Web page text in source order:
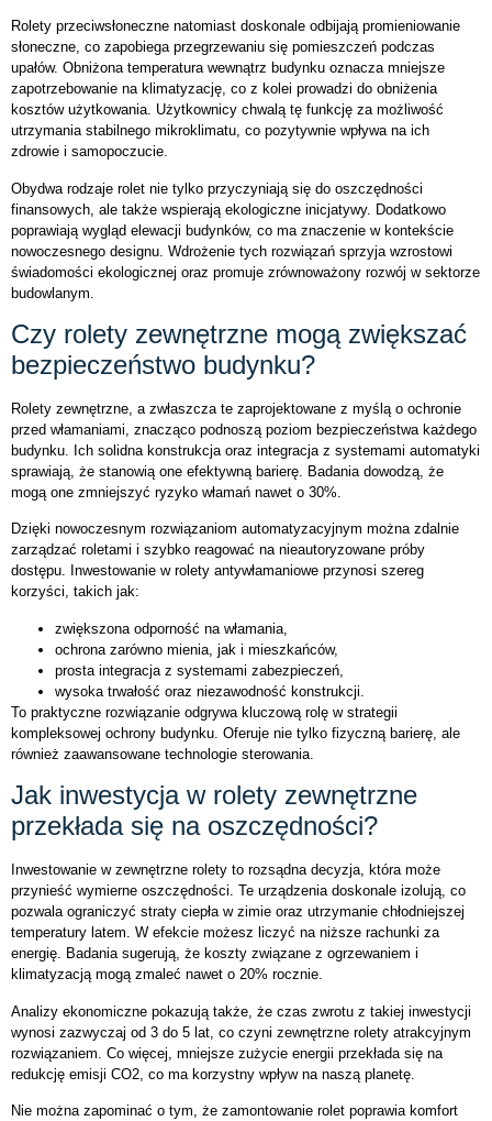
Rolety przeciwsłoneczne natomiast doskonale odbijają promieniowanie
słoneczne, co zapobiega przegrzewaniu się pomieszczeń podczas
upałów. Obniżona temperatura wewnątrz budynku oznacza mniejsze
zapotrzebowanie na klimatyzację, co z kolei prowadzi do obniżenia
kosztów użytkowania. Użytkownicy chwalą tę funkcję za możliwość
utrzymania stabilnego mikroklimatu, co pozytywnie wpływa na ich
zdrowie i samopoczucie.
Obydwa rodzaje rolet nie tylko przyczyniają się do oszczędności
finansowych, ale także wspierają ekologiczne inicjatywy. Dodatkowo
poprawiają wygląd elewacji budynków, co ma znaczenie w kontekście
nowoczesnego designu. Wdrożenie tych rozwiązań sprzyja wzrostowi
świadomości ekologicznej oraz promuje zrównoważony rozwój w sektorze
budowlanym.
Czy rolety zewnętrzne mogą zwiększać
bezpieczeństwo budynku?
Rolety zewnętrzne, a zwłaszcza te zaprojektowane z myślą o ochronie
przed włamaniami, znacząco podnoszą poziom bezpieczeństwa każdego
budynku. Ich solidna konstrukcja oraz integracja z systemami automatyki
sprawiają, że stanowią one efektywną barierę. Badania dowodzą, że
mogą one zmniejszyć ryzyko włamań nawet o 30%.
Dzięki nowoczesnym rozwiązaniom automatyzacyjnym można zdalnie
zarządzać roletami i szybko reagować na nieautoryzowane próby
dostępu. Inwestowanie w rolety antywłamaniowe przynosi szereg
korzyści, takich jak:
zwiększona odporność na włamania,
ochrona zarówno mienia, jak i mieszkańców,
prosta integracja z systemami zabezpieczeń,
wysoka trwałość oraz niezawodność konstrukcji.
To praktyczne rozwiązanie odgrywa kluczową rolę w strategii
kompleksowej ochrony budynku. Oferuje nie tylko fizyczną barierę, ale
również zaawansowane technologie sterowania.
Jak inwestycja w rolety zewnętrzne
przekłada się na oszczędności?
Inwestowanie w zewnętrzne rolety to rozsądna decyzja, która może
przynieść wymierne oszczędności. Te urządzenia doskonale izolują, co
pozwala ograniczyć straty ciepła w zimie oraz utrzymanie chłodniejszej
temperatury latem. W efekcie możesz liczyć na niższe rachunki za
energię. Badania sugerują, że koszty związane z ogrzewaniem i
klimatyzacją mogą zmaleć nawet o 20% rocznie.
Analizy ekonomiczne pokazują także, że czas zwrotu z takiej inwestycji
wynosi zazwyczaj od 3 do 5 lat, co czyni zewnętrzne rolety atrakcyjnym
rozwiązaniem. Co więcej, mniejsze zużycie energii przekłada się na
redukcję emisji CO2, co ma korzystny wpływ na naszą planetę.
Nie można zapominać o tym, że zamontowanie rolet poprawia komfort